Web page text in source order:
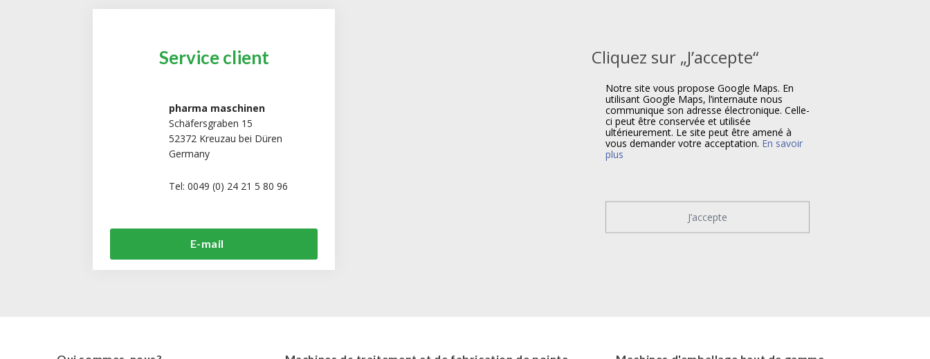
Service client
pharma maschinen
Schäfersgraben 15
52372 Kreuzau bei Düren
Germany
Tel: 0049 (0) 24 21 5 80 96
E-mail
Cliquez sur „J’accepte“
Notre site vous propose Google Maps. En
utilisant Google Maps, l’internaute nous
communique son adresse électronique. Celle-
ci peut être conservée et utilisée
ultérieurement. Le site peut être amené à
vous demander votre acceptation. En savoir
plus
J’accepte